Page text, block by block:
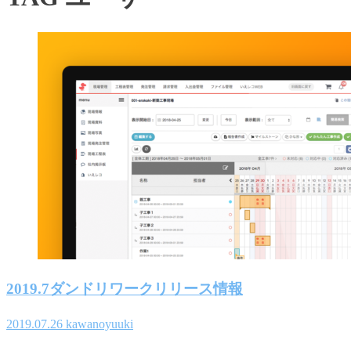
2019.7ダンドリワークリリース情報
2019.07.26 kawanoyuuki